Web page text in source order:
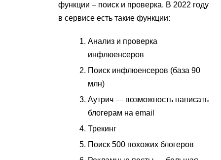
функции – поиск и проверка. В 2022 году
в сервисе есть такие функции:
Анализ и проверка
инфлюенсеров
Поиск инфлюенсеров (база 90
млн)
Аутрич — возможность написать
блогерам на email
Трекинг
Поиск 500 похожих блогеров